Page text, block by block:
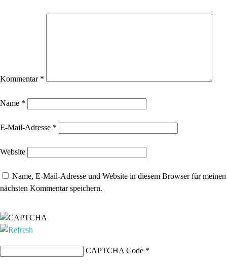
Kommentar *
Name *
E-Mail-Adresse *
Website
Name, E-Mail-Adresse und Website in diesem Browser für meinen
nächsten Kommentar speichern.
CAPTCHA Code *